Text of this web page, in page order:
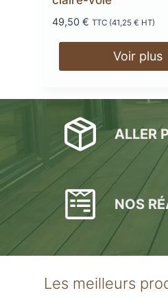
49,50 € TTC (41,25 € HT)
Voir plus
ALLER
NOS
Les meilleurs